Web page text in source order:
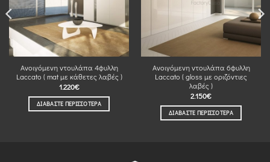
Ανοιγόμενη ντουλάπα 4φυλλη
Laccato ( mat με κάθετες λαβές )
1.220€
ΔΙΑΒΆΣΤΕ ΠΕΡΙΣΣΌΤΕΡΑ
Ανοιγόμενη ντουλάπα 6φυλλη
Laccato ( gloss με οριζόντιες
λαβές )
2.150€
ΔΙΑΒΆΣΤΕ ΠΕΡΙΣΣΌΤΕΡΑ